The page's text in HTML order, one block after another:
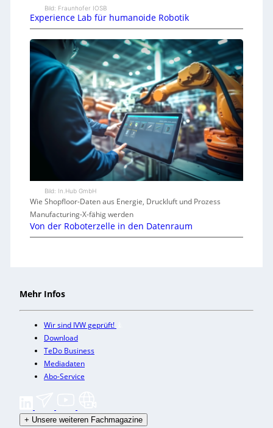
Bild: Fraunhofer IOSB
Experience Lab für humanoide Robotik
Bild: In.Hub GmbH
Wie Shopfloor-Daten aus Energie, Druckluft und Prozess
Manufacturing-X-fähig werden
Von der Roboterzelle in den Datenraum
Mehr Infos
Wir sind IVW geprüft!
Download
TeDo Business
Mediadaten
Abo-Service
+ Unsere weiteren Fachmagazine